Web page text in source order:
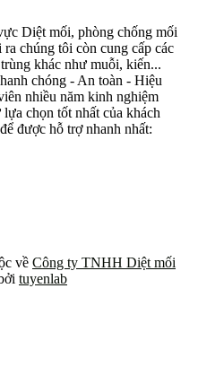
Diệt mối, phòng chống mối
chúng tôi còn cung cấp các
khác như muỗi, kiến...
chóng - An toàn - Hiệu
nhiều năm kinh nghiệm
chọn tốt nhất của khách
được hỗ trợ nhanh nhất:
về Công ty TNHH Diệt mối
tuyenlab